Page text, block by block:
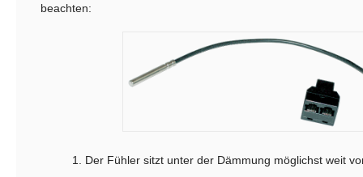
beachten:
Der Fühler sitzt unter der Dämmung möglichst weit